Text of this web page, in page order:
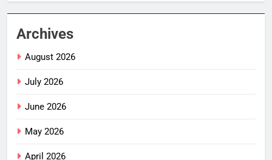
Archives
August 2026
July 2026
June 2026
May 2026
April 2026